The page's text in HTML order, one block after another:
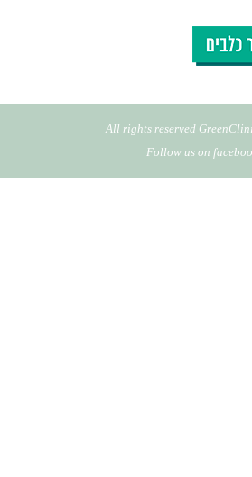
Follow us on